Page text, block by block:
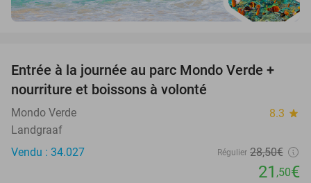
25%
Entrée à la journée au parc Mondo Verde +
nourriture et boissons à volonté
Mondo Verde 8.3 star
Landgraaf
Vendu : 34.027
Régulier 28,50€
21 ,50€